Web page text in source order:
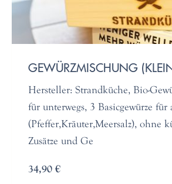
GEWÜRZMISCHUNG
Hersteller: Strandküche, Bio-
für unterwegs, 3 Basicgewürze
(Pfeffer,Kräuter,Meersalz), ohne
Zusätze und Ge
34,90 €